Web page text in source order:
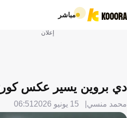
مباشر
إعلان
دي بروين يسير عكس
محمد منسي 15 يونيو 2026 06:51